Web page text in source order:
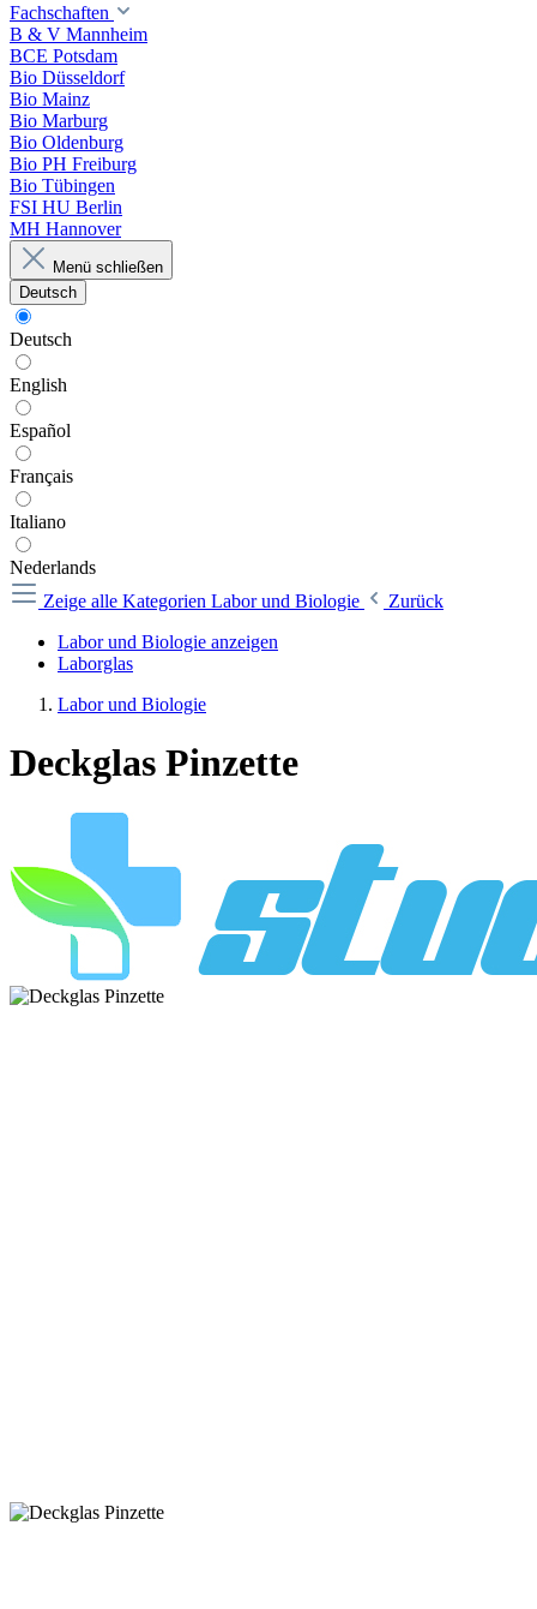
Fachschaften
B & V Mannheim
BCE Potsdam
Bio Düsseldorf
Bio Mainz
Bio Marburg
Bio Oldenburg
Bio PH Freiburg
Bio Tübingen
FSI HU Berlin
MH Hannover
Menü schließen
Deutsch
Deutsch
English
Español
Français
Italiano
Nederlands
Zeige alle Kategorien Labor und Biologie
Zurück
Labor und Biologie anzeigen
Laborglas
Labor und Biologie
Deckglas Pinzette